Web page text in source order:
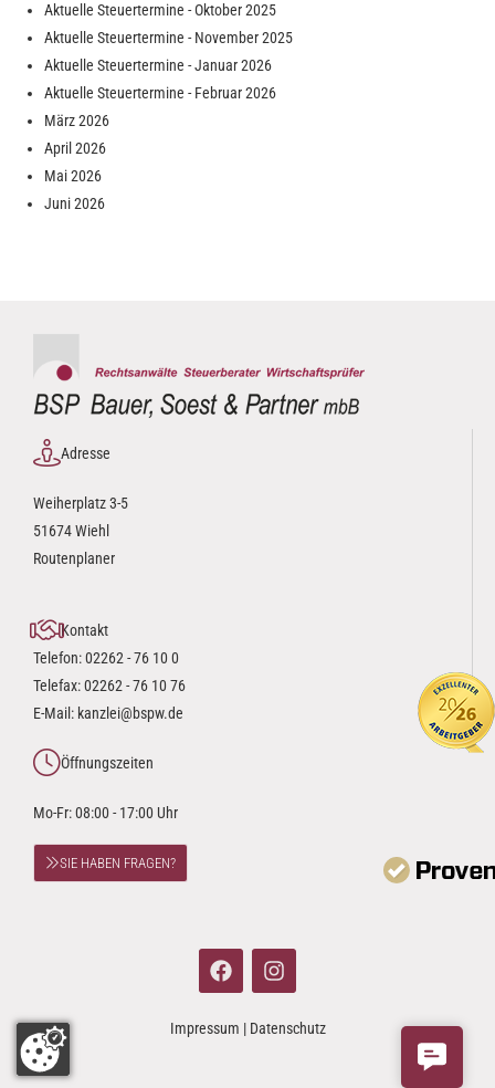
Aktuelle Steuertermine - Oktober 2025
Aktuelle Steuertermine - November 2025
Aktuelle Steuertermine - Januar 2026
Aktuelle Steuertermine - Februar 2026
März 2026
April 2026
Mai 2026
Juni 2026
Adresse
Weiherplatz 3-5
51674 Wiehl
Routenplaner
Kontakt
Telefon:02262 - 76 10 0
Telefax: 02262 - 76 10 76
E-Mail: kanzlei@bspw.de
Öffnungszeiten
Mo-Fr: 08:00 - 17:00 Uhr
SIE HABEN FRAGEN?
Impressum | Datenschutz
Contact